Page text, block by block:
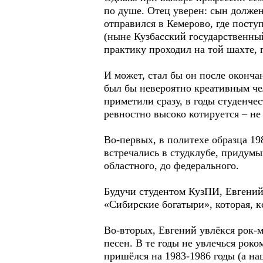
по душе. Отец уверен: сын
отправился в Кемерово, где
(ныне Кузбасский
практику проходил на той
И может, стал бы он после
был бы невероятно креативным
приметили сразу, в годы
ревностно высоко котируется –
Во-первых, в политехе образца
встречались в студклубе,
областного, до федерального.
Будучи студентом КузПИ,
«Сибирские богатыри», которая,
Во-вторых, Евгений увлёкся рок-
песен. В те годы не увлечься
пришёлся на 1983-1986 годы (а